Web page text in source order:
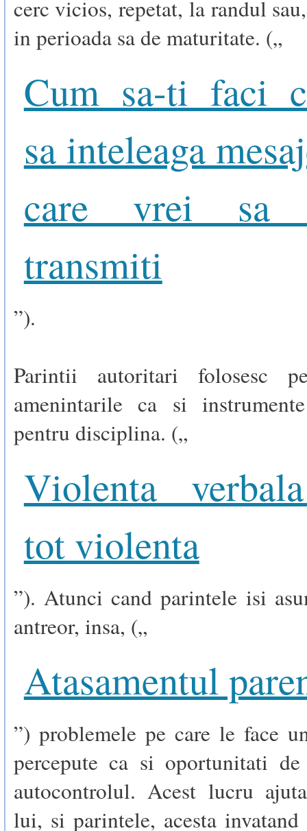
cerc vicios, repetat, la randul
in perioada sa de maturitate. („
Cum sa-ti faci
sa inteleaga
care vrei
transmiti
”).
Parintii autoritari folosesc
amenintarile ca si
pentru disciplina. („
Violenta
tot violenta
”). Atunci cand parintele isi
antreor, insa, („
Atasamentul
”) problemele pe care le face
percepute ca si oportunitati
autocontrolul. Acest lucru
lui, si parintele, acesta invatand